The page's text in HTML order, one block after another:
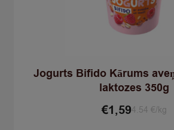
Jogurts Bifido Kārums
laktozes 350g
€1,594.54 €/kg